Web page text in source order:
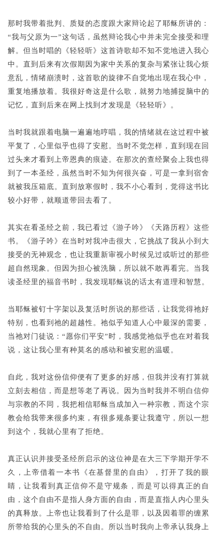
那时我带着批判、质疑的态度跟大家辩论起了耶稣所讲的：
“我与父原为一”这句话，虽然辩论我心中并未完全接受和理
解。但当时唱的《轻轻听》这首诗歌却不知不觉地进入我心
中。直到后来有次假期因为家中关系的复杂与紧张让我心烦
意乱，情绪崩溃时，这首歌的旋律不自觉地出现在我心中，
重复地播放着。我很好奇这是什么歌，就努力地捕捉脑中的
记忆，直到后来在网上找到才发现是《轻轻听》。
当时我就跟着电脑一遍遍地哼唱，我的情绪就在这过程中被
平复了，心里似乎也得了安慰。当时不觉怎样，直到现在回
过头来才看到上帝恩典的痕迹。在那次的查经聚会上我也得
到了一本圣经，虽然当时不知为何很兴奋，可是一拿到宿舍
就被我压箱底。直到放寒假时，我不小心看到，觉得这书比
较小好带，就顺道带回去看了。
其实在看圣经之前，我已看过《游子吟》《天路历程》这些
书。《游子吟》在当时对我冲击很大，它挑战了我从小到大
接受的无神观念，也让我重新审视小时候见过或听过的那些
超自然现象。但因为担心被洗脑，所以就不敢再看完。当我
读圣经里的福音书时，我发现耶稣说的话太有道理和智慧。
当耶稣被钉十字架以及复活时所说的那些话，让我觉得祂好
特别，也看到祂的超越性。祂似乎知道人心中最深的需要，
当祂对门徒说：“愿你们平安”时，我感觉祂似乎也在对着我
说，这让我心里有种莫名的感动和被安慰的温暖。
自此，我对这份信仰便有了更多的好感，但我并没有打算就
立刻去相信，而是想等老了再说。因为当时我并不明白信仰
与宗教的不同，我把相信耶稣当成加入一种宗教，而这个宗
教会给我带来很多约束，有很多规条要让我遵守，所以一想
到这个，我就心里有了拒绝。
真正认识并接受圣经所启示的这位神是在大三下学期开学不
久，上帝借着一本书《在基督里的自由》，打开了我的眼
睛，让我看到真正信仰不是守规条，而是可以得真正的自
由，这个自由不是指人身方面的自由，而是直指人内心里头
的真释放。上帝也让我看到了什么是罪，以及因着罪的缠累
所带给我的心里头的不自由。所以当时我向上帝承认我身上